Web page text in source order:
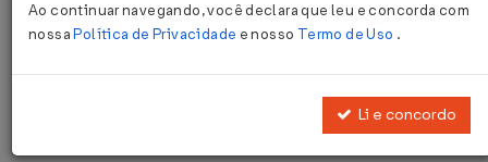
Convênio ICMS Nº 44 DE
Ao continuar navegando, você declara que leu e concorda com
nossaPolítica de Privacidade e nosso Termo de Uso .
Li e concordo